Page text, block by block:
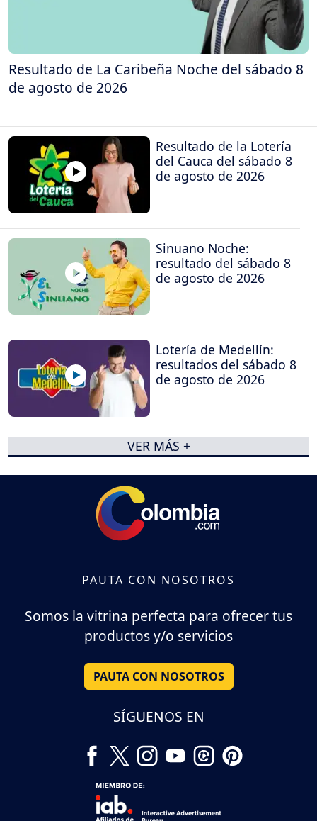
Resultado de La Caribeña Noche del sábado 8
de agosto de 2026
Resultado de la Lotería
del Cauca del sábado 8
de agosto de 2026
Sinuano Noche:
resultado del sábado 8
de agosto de 2026
Lotería de Medellín:
resultados del sábado 8
de agosto de 2026
VER MÁS +
PAUTA CON NOSOTROS
Somos la vitrina perfecta para ofrecer tus
productos y/o servicios
PAUTA CON NOSOTROS
SÍGUENOS EN